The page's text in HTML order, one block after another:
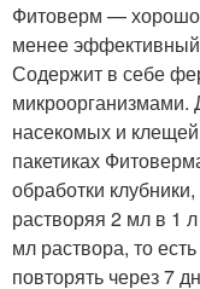
Фитоверм — хорошо
менее
Содержит в себе
микроорганизмами.
насекомых и
пакетиках
обработки
растворяя 2 мл в 1
мл раствора, то
повторять через 7